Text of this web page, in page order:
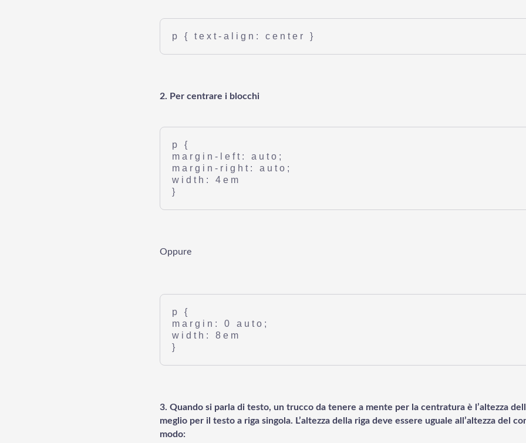
p { text-align: center }
2. Per centrare i blocchi
p {
margin-left: auto;
margin-right: auto;
width: 4em
}
Oppure
p {
margin: 0 auto;
width: 8em
}
3. Quando si parla di testo, un trucco da tenere a mente per la centratura è l’altezza
meglio per il testo a riga singola. L’altezza della riga deve essere uguale all’altezza del
modo: